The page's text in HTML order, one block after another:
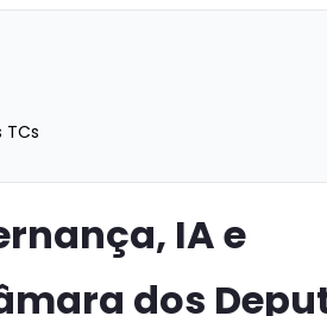
TCs
IA e
dos